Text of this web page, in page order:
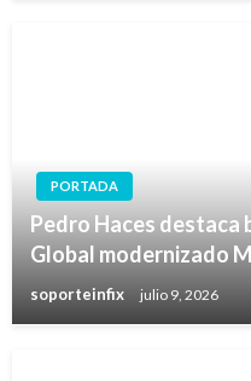
PORTADA
Pedro Haces destaca
Global modernizado
soporteinfix julio 9, 2026